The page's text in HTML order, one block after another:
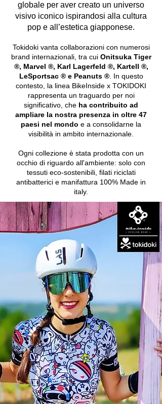
globale per aver creato un universo
visivo iconico ispirandosi alla cultura
pop e all’estetica giapponese.
Tokidoki vanta collaborazioni con numerosi
brand internazionali, tra cui Onitsuka Tiger
®, Marvel ®, Karl Lagerfeld ®, Kartell ®,
LeSportsac ® e Peanuts ®. In questo
contesto, la linea BikeInside x TOKIDOKI
rappresenta un traguardo per noi
significativo, che ha contribuito ad
ampliare la nostra presenza in oltre 47
paesi nel mondo e a consolidarne la
visibilità in ambito internazionale.
Ogni collezione è stata prodotta con un
occhio di riguardo all'ambiente: solo con
tessuti eco-sostenibili, filati riciclati
antibatterici e manifattura 100% Made in
italy.